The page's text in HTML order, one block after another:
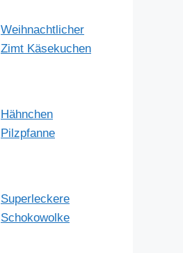
Weihnachtlicher
Zimt Käsekuchen
Hähnchen
Pilzpfanne
Superleckere
Schokowolke